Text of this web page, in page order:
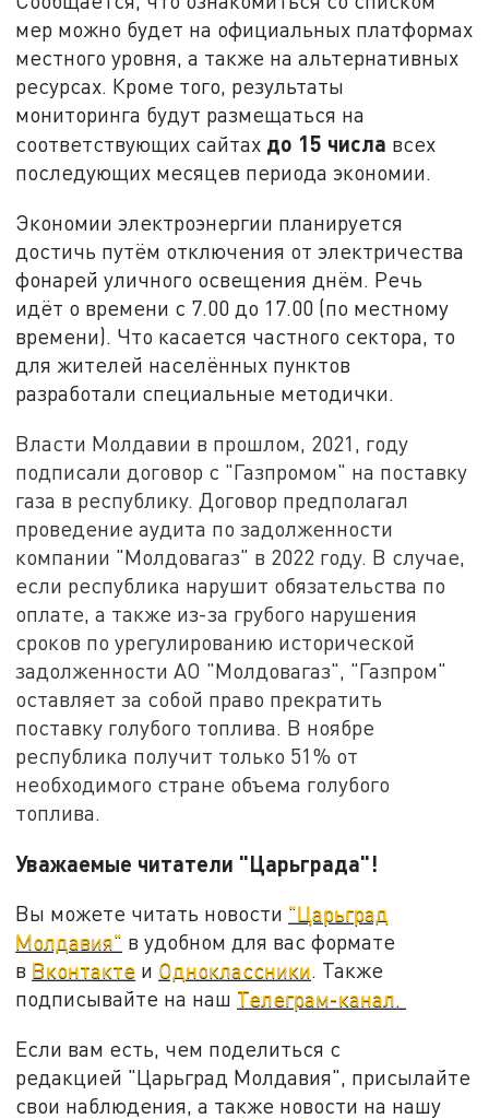
мер можно будет на официальных платформах
местного уровня, а также на альтернативных
ресурсах. Кроме того, результаты
мониторинга будут размещаться на
соответствующих сайтах до 15 числа всех
последующих месяцев периода экономии.
Экономии электроэнергии планируется
достичь путём отключения от электричества
фонарей уличного освещения днём. Речь
идёт о времени с 7.00 до 17.00 (по местному
времени). Что касается частного сектора, то
для жителей населённых пунктов
разработали специальные методички.
Власти Молдавии в прошлом, 2021, году
подписали договор с "Газпромом" на поставку
газа в республику. Договор предполагал
проведение аудита по задолженности
компании "Молдовагаз" в 2022 году. В случае,
если республика нарушит обязательства по
оплате, а также из-за грубого нарушения
сроков по урегулированию исторической
задолженности АО "Молдовагаз", "Газпром"
оставляет за собой право прекратить
поставку голубого топлива. В ноябре
республика получит только 51% от
необходимого стране объема голубого
топлива.
Уважаемые читатели "Царьграда"!
Вы можете читать новости "Царьград
Молдавия" в удобном для вас формате
в Вконтакте и Одноклассники. Также
подписывайте на наш Телеграм-канал.
Если вам есть, чем поделиться с
редакцией "Царьград Молдавия", присылайте
свои наблюдения, а также новости на нашу